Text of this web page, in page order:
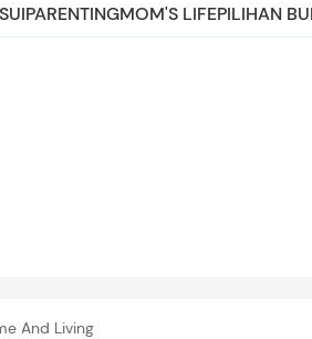
PARENTINGMOM'S LIFEPILIHAN
And Living